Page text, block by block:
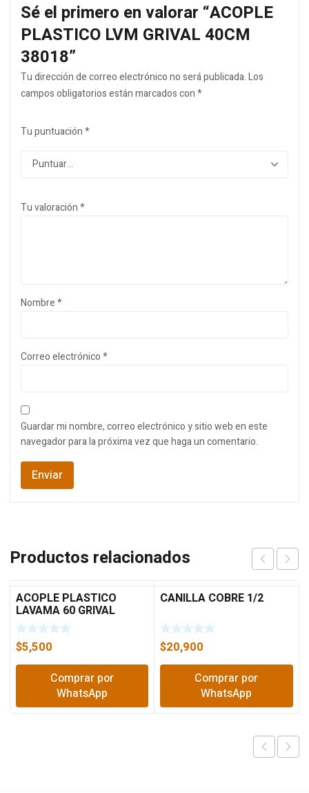
Sé el primero en valorar “ACOPLE
PLASTICO LVM GRIVAL 40CM
38018”
Tu dirección de correo electrónico no será publicada.Los
campos obligatorios están marcados con*
Tu puntuación*
Tu valoración*
Nombre*
Correo electrónico*
Guardar mi nombre, correo electrónico y sitio web en este
navegador para la próxima vez que haga un comentario.
Productos relacionados
ACOPLE PLASTICO
LAVAMA 60 GRIVAL
38012
$5,500
Comprar por
WhatsApp
CANILLA COBRE 1/2
$20,900
Comprar por
WhatsApp